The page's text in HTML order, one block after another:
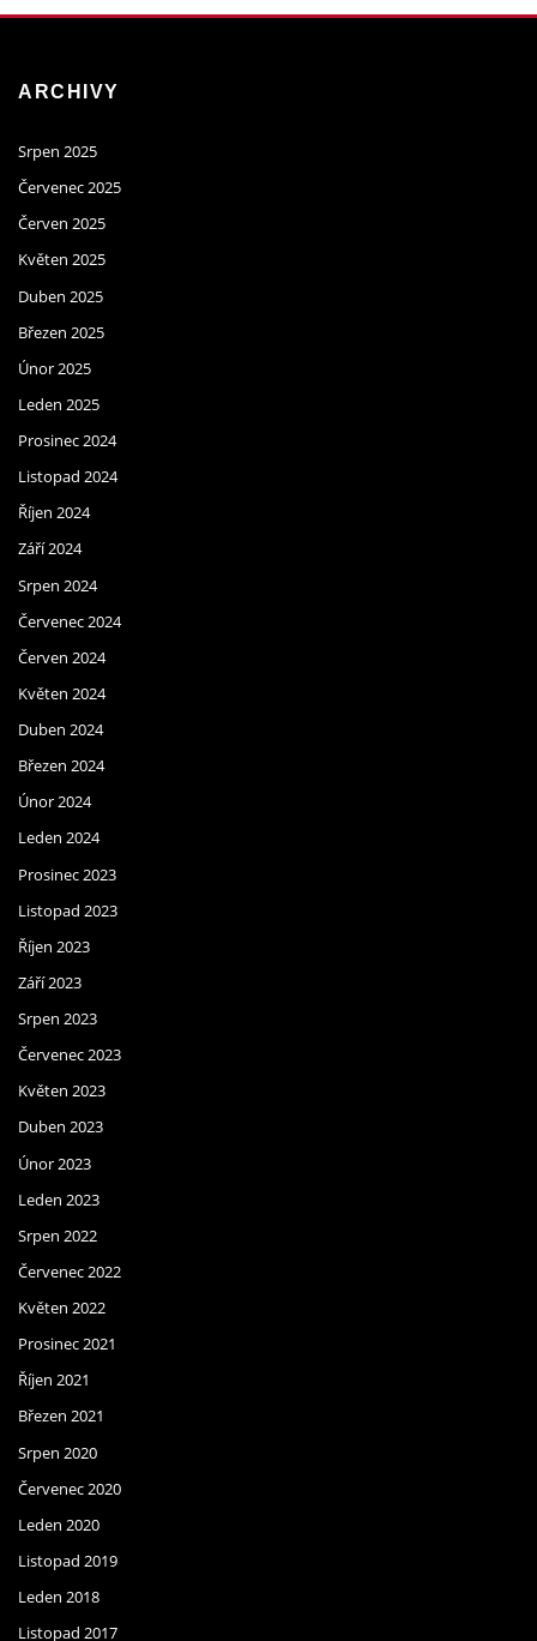
ARCHIVY
Srpen 2025
Červenec 2025
Červen 2025
Květen 2025
Duben 2025
Březen 2025
Únor 2025
Leden 2025
Prosinec 2024
Listopad 2024
Říjen 2024
Září 2024
Srpen 2024
Červenec 2024
Červen 2024
Květen 2024
Duben 2024
Březen 2024
Únor 2024
Leden 2024
Prosinec 2023
Listopad 2023
Říjen 2023
Září 2023
Srpen 2023
Červenec 2023
Květen 2023
Duben 2023
Únor 2023
Leden 2023
Srpen 2022
Červenec 2022
Květen 2022
Prosinec 2021
Říjen 2021
Březen 2021
Srpen 2020
Červenec 2020
Leden 2020
Listopad 2019
Leden 2018
Listopad 2017